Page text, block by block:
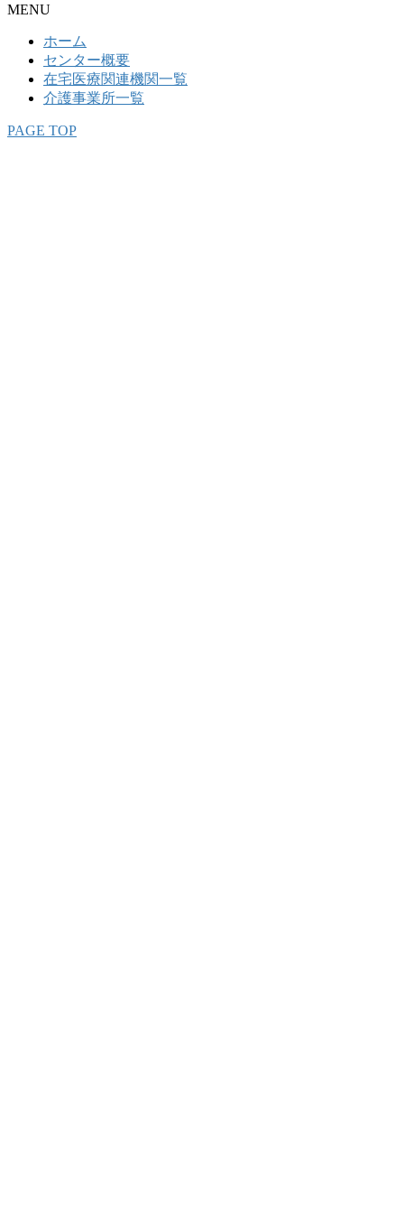
MENU
ホーム
センター概要
在宅医療関連機関一覧
介護事業所一覧
PAGE TOP